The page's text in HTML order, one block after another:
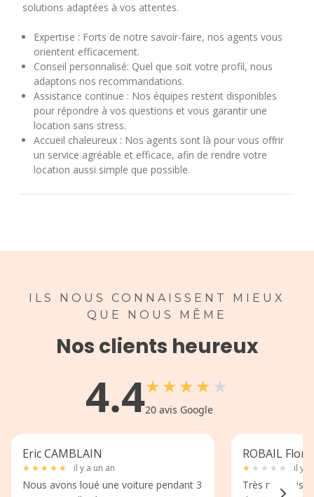
solutions adaptées à vos attentes.
Expertise : Forts de notre savoir-faire, nos agents vous
orientent efficacement.
Conseil personnalisé: Quel que soit votre profil, nous
adaptons nos recommandations.
Assistance continue : Nos équipes restent disponibles
pour répondre à vos questions et vous garantir une
location sans stress.
Accueil chaleureux : Nos agents sont là pour vous offrir
un service agréable et efficace, afin de rendre votre
location aussi simple que possible.
ILS NOUS CONNAISSENT MIEUX
QUE NOUS MÊME
Nos clients heureux
4.4★★★★★
20avis Google
Eric CAMBLAIN
★ ★ ★ ★ ★ il y a un an
Nous avons loué une voiture pendant 3
ROBAIL
★ ★ ★ ★ ★ il y a
Très mauvaise